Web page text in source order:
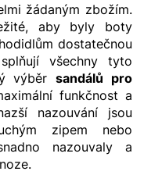
žádaným zbožím.
aby byly boty
dostatečnou
všechny tyto
výběrsandálů pro
funkčnost a
nazouvání jsou
zipem nebo
nazouvaly a
noze.